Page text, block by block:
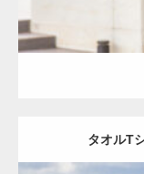
タオルT